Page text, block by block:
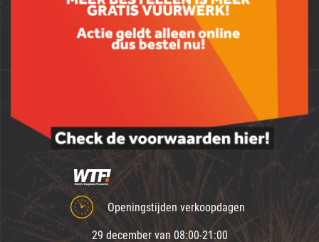
Openingstijden verkoopdagen
29 december van 08:00-21:00